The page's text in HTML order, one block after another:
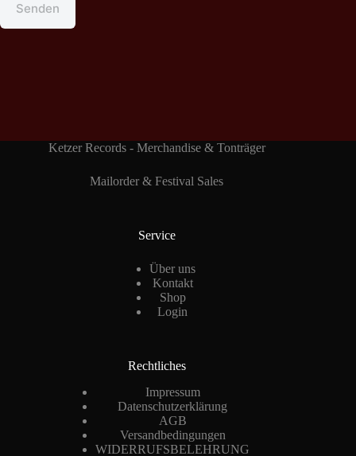
Senden
Ketzer Records - Merchandise & Tonträger
Mailorder & Festival Sales
Service
Über uns
Kontakt
Shop
Login
Rechtliches
Impressum
Datenschutzerklärung
AGB
Versandbedingungen
WIDERRUFSBELEHRUNG